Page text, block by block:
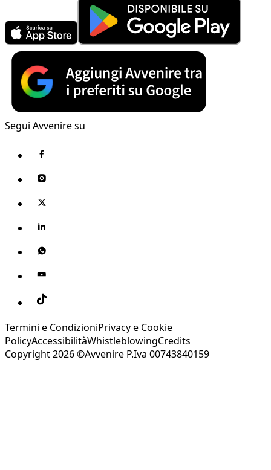
Segui Avvenire su
Termini e CondizioniPrivacy e Cookie
PolicyAccessibilitàWhistleblowingCredits
Copyright 2026 ©Avvenire P.Iva 00743840159